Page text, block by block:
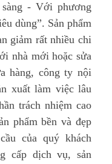
- Với phương
dùng”. Sản phẩm
giảm rất nhiều chi
nhà mới hoặc sửa
hàng, công ty nội
xuất làm việc lâu
trách nhiệm cao
phẩm bền và đẹp
của quý khách
cấp dịch vụ, sản